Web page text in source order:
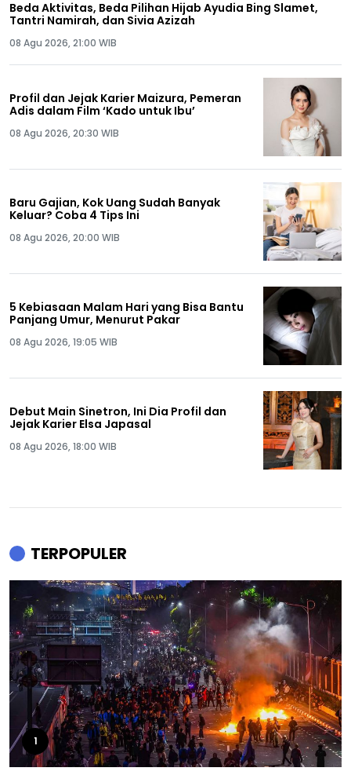
Beda Aktivitas, Beda Pilihan Hijab Ayudia Bing Slamet,
Tantri Namirah, dan Sivia Azizah
08 Agu 2026, 21:00 WIB
Profil dan Jejak Karier Maizura, Pemeran
Adis dalam Film ‘Kado untuk Ibu’
08 Agu 2026, 20:30 WIB
Baru Gajian, Kok Uang Sudah Banyak
Keluar? Coba 4 Tips Ini
08 Agu 2026, 20:00 WIB
5 Kebiasaan Malam Hari yang Bisa Bantu
Panjang Umur, Menurut Pakar
08 Agu 2026, 19:05 WIB
Debut Main Sinetron, Ini Dia Profil dan
Jejak Karier Elsa Japasal
08 Agu 2026, 18:00 WIB
TERPOPULER
1